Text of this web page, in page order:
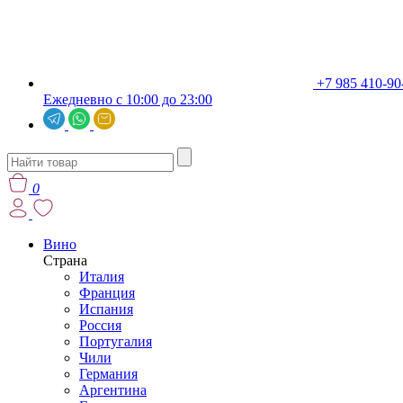
+7 985 410-
Ежедневно с 10:00 до 23:00
0
Вино
Страна
Италия
Франция
Испания
Россия
Португалия
Чили
Германия
Аргентина